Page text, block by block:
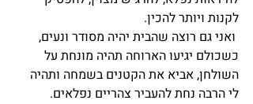
לקנות ויותר להכין.
ואני גם רוצה שהבית יהיה מסודר ונעים,
כשכולם יגיעו הארוחה תהיה מונחת על
השולחן, אביא את הקטנים בשמחה ותהיה
לי הרבה נחת להעביר צהריים נפלאים.